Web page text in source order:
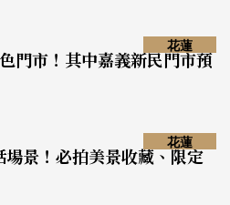
門市！其中嘉義新民門市預
花蓮
景！必拍美景收藏、限定
花蓮